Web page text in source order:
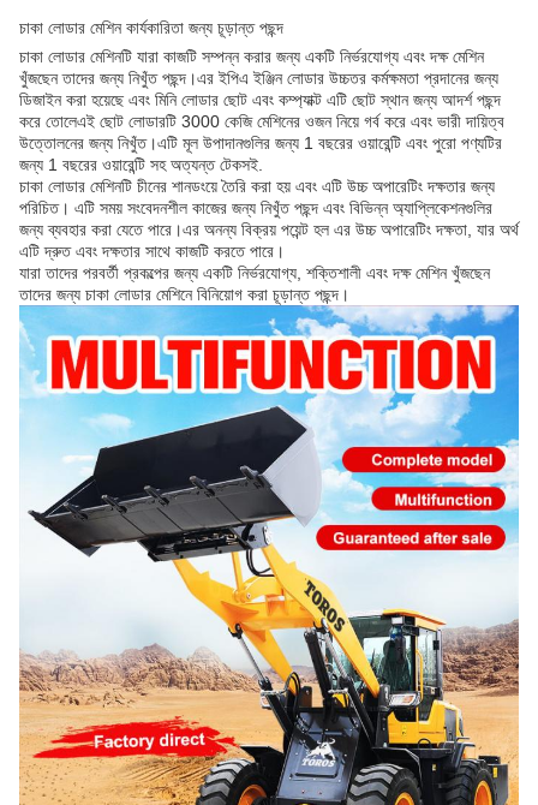
চাকা লোডার মেশিন কার্যকারিতা জন্য চূড়ান্ত পছন্দ
চাকা লোডার মেশিনটি যারা কাজটি সম্পন্ন করার জন্য একটি নির্ভরযোগ্য এবং দক্ষ মেশিন
খুঁজছেন তাদের জন্য নিখুঁত পছন্দ।এর ইপিএ ইঞ্জিন লোডার উচ্চতর কর্মক্ষমতা প্রদানের জন্য
ডিজাইন করা হয়েছে এবং মিনি লোডার ছোট এবং কম্প্যাক্ট এটি ছোট স্থান জন্য আদর্শ পছন্দ
করে তোলেএই ছোট লোডারটি 3000 কেজি মেশিনের ওজন নিয়ে গর্ব করে এবং ভারী দায়িত্ব
উত্তোলনের জন্য নিখুঁত।এটি মূল উপাদানগুলির জন্য 1 বছরের ওয়ারেন্টি এবং পুরো পণ্যটির
জন্য 1 বছরের ওয়ারেন্টি সহ অত্যন্ত টেকসই.
চাকা লোডার মেশিনটি চীনের শানডংয়ে তৈরি করা হয় এবং এটি উচ্চ অপারেটিং দক্ষতার জন্য
পরিচিত। এটি সময় সংবেদনশীল কাজের জন্য নিখুঁত পছন্দ এবং বিভিন্ন অ্যাপ্লিকেশনগুলির
জন্য ব্যবহার করা যেতে পারে।এর অনন্য বিক্রয় পয়েন্ট হল এর উচ্চ অপারেটিং দক্ষতা, যার অর্থ
এটি দ্রুত এবং দক্ষতার সাথে কাজটি করতে পারে।
যারা তাদের পরবর্তী প্রকল্পের জন্য একটি নির্ভরযোগ্য, শক্তিশালী এবং দক্ষ মেশিন খুঁজছেন
তাদের জন্য চাকা লোডার মেশিনে বিনিয়োগ করা চূড়ান্ত পছন্দ।